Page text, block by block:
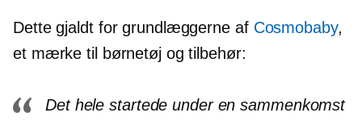
Dette gjaldt for grundlæggerne af Cosmobaby,
et mærke til børnetøj og tilbehør:
Det hele startede under en sammenkomst